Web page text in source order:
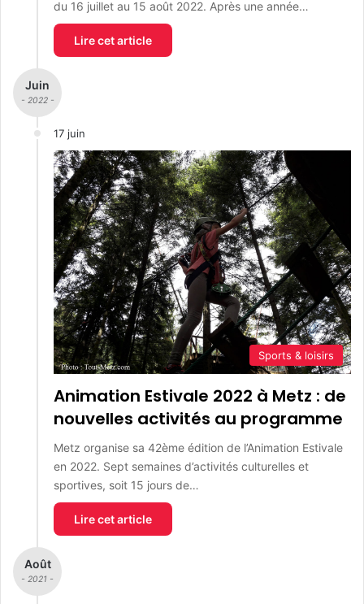
du 16 juillet au 15 août 2022. Après une année…
Lire cet article
Juin
- 2022 -
17 juin
Sports & loisirs
Animation Estivale 2022 à Metz : de
nouvelles activités au programme
Metz organise sa 42ème édition de l’Animation Estivale
en 2022. Sept semaines d’activités culturelles et
sportives, soit 15 jours de…
Lire cet article
Août
- 2021 -